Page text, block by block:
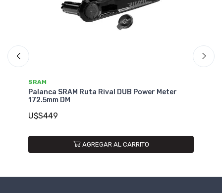
SRAM
Palanca SRAM Ruta Rival DUB Power Meter
172.5mm DM
U$S449
AGREGAR AL CARRITO